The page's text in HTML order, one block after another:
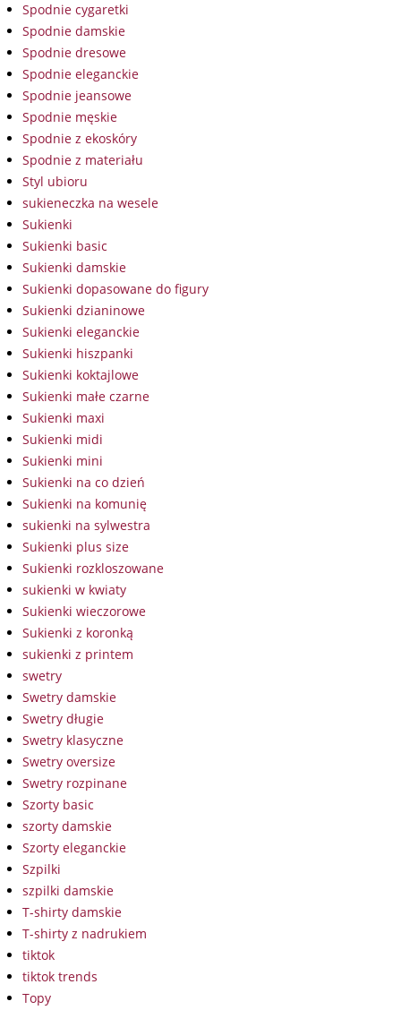
Spodnie cygaretki
Spodnie damskie
Spodnie dresowe
Spodnie eleganckie
Spodnie jeansowe
Spodnie męskie
Spodnie z ekoskóry
Spodnie z materiału
Styl ubioru
sukieneczka na wesele
Sukienki
Sukienki basic
Sukienki damskie
Sukienki dopasowane do figury
Sukienki dzianinowe
Sukienki eleganckie
Sukienki hiszpanki
Sukienki koktajlowe
Sukienki małe czarne
Sukienki maxi
Sukienki midi
Sukienki mini
Sukienki na co dzień
Sukienki na komunię
sukienki na sylwestra
Sukienki plus size
Sukienki rozkloszowane
sukienki w kwiaty
Sukienki wieczorowe
Sukienki z koronką
sukienki z printem
swetry
Swetry damskie
Swetry długie
Swetry klasyczne
Swetry oversize
Swetry rozpinane
Szorty basic
szorty damskie
Szorty eleganckie
Szpilki
szpilki damskie
T-shirty damskie
T-shirty z nadrukiem
tiktok
tiktok trends
Topy